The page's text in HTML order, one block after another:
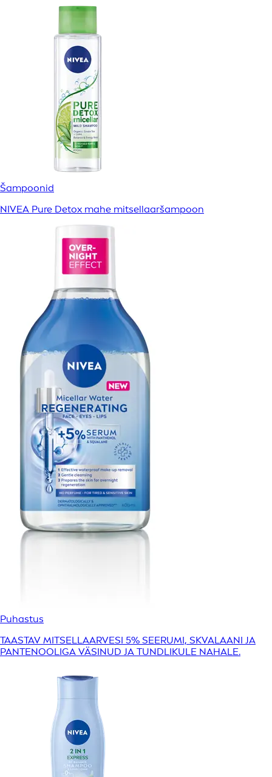
Šampoonid
NIVEA Pure Detox mahe mitsellaaršampoon
Puhastus
TAASTAV MITSELLAARVESI 5% SEERUMI, SKVALAANI JA
PANTENOOLIGA VÄSINUD JA TUNDLIKULE NAHALE.